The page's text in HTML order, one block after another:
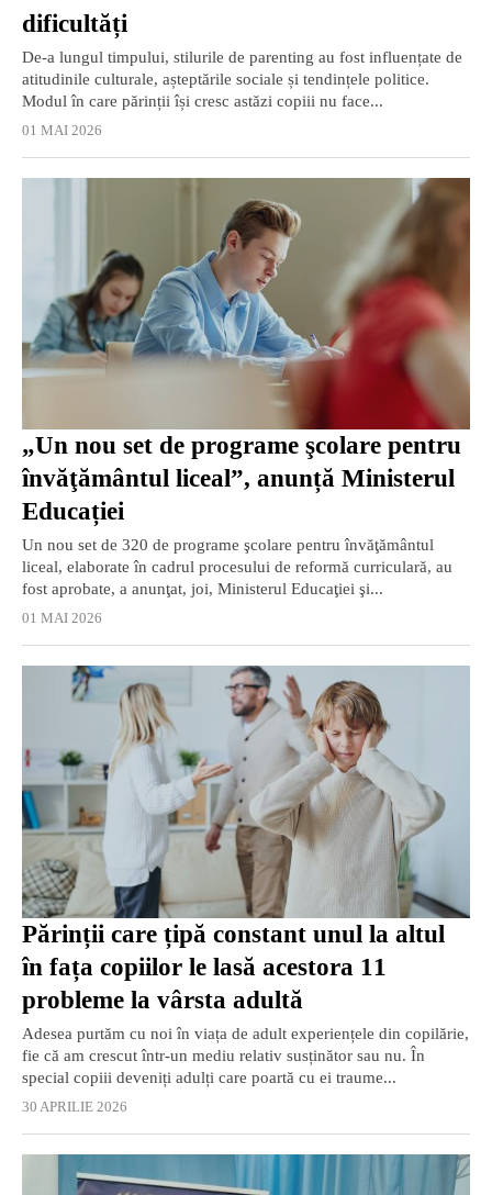
dificultăți
De-a lungul timpului, stilurile de parenting au fost influențate de
atitudinile culturale, așteptările sociale și tendințele politice.
Modul în care părinții își cresc astăzi copiii nu face...
01 MAI 2026
„Un nou set de programe şcolare pentru
învăţământul liceal”, anunță Ministerul
Educației
Un nou set de 320 de programe şcolare pentru învăţământul
liceal, elaborate în cadrul procesului de reformă curriculară, au
fost aprobate, a anunţat, joi, Ministerul Educaţiei şi...
01 MAI 2026
Părinții care țipă constant unul la altul
în fața copiilor le lasă acestora 11
probleme la vârsta adultă
Adesea purtăm cu noi în viața de adult experiențele din copilărie,
fie că am crescut într-un mediu relativ susținător sau nu. În
special copiii deveniți adulți care poartă cu ei traume...
30 APRILIE 2026
EXCLUSIV